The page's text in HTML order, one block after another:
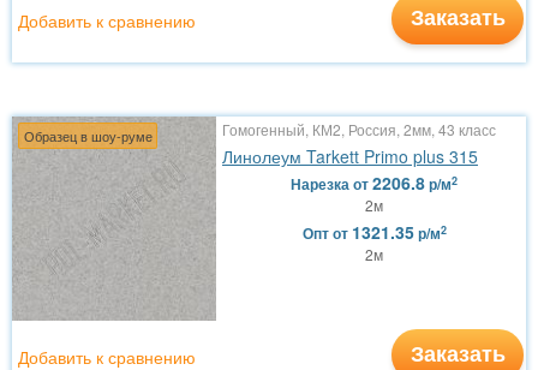
Заказать
Добавить к сравнению
Образец в шоу-руме Гомогенный, КМ2, Россия, 2мм, 43 класс
Линолеум Tarkett Primo plus 315
Нарезкаот2206.8р/м2
2м
Оптот 1321.35р/м2
2м
Заказать
Добавить к сравнению